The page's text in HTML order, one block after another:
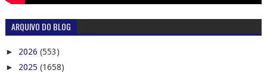
ARQUIVO DO BLOG
► 2026 (553)
► 2025 (1658)